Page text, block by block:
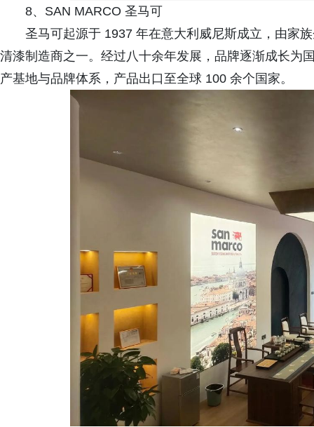
8、SAN MARCO 圣马可
圣马可起源于 1937 年在意大利威尼斯成立，由家
清漆制造商之一。经过八十余年发展，品牌逐渐成长为
产基地与品牌体系，产品出口至全球 100 余个国家。